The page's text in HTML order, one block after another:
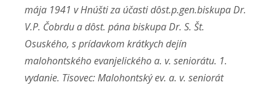
mája 1941 v Hnúšti za účasti dôst.p.gen.biskupa Dr.
V.P. Čobrdu a dôst. pána biskupa Dr. S. Št.
Osuského, s prídavkom krátkych dejín
malohontského evanjelického a. v. seniorátu. 1.
vydanie. Tisovec: Malohontský ev. a. v. seniorát